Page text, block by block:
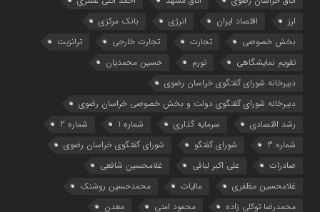
ارز
اقتصاد ایران انرژی
بانک مرکزی
بخش خصوصی
تجارت تجارت خارجی
ترانزیت
تقویم نمایشگاهی
تورم
حسین محمدیان
دبیرخانه شورای گفتگوی خراسان رضوی
دبیرخانه شورای گفتگوی دولت و بخش خصوصی خراسان رضوی
رشد اقتصادی
سرمایه گذاری شماره 1
شماره 2
شماره 3
شورای گفتگو
شورای گفتگوی خراسان رضوی
صادرات
علی اکبر لبافی
غلامحسین شافعی
غلامحسین مظفری
مالیات
محمدحسین روشنک
محمدرضا توکلی زاده
محمود امتی معدن